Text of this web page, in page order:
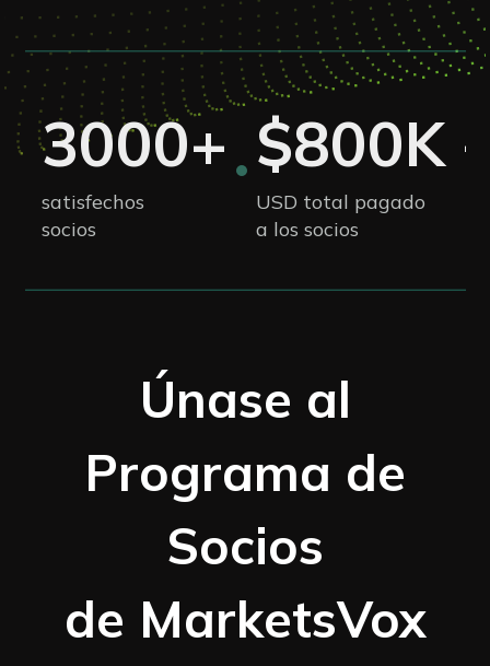
3000+
satisfechos
socios
$800K
USD total pagado
a los socios
Únase al
Programa de
Socios
de MarketsVox